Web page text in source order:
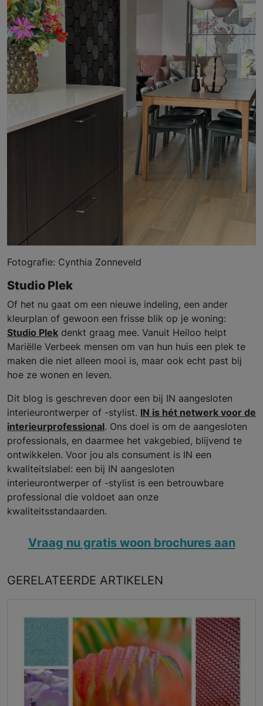
Fotografie: Cynthia Zonneveld
Studio Plek
Of het nu gaat om een nieuwe indeling, een ander
kleurplan of gewoon een frisse blik op je woning:
Studio Plek denkt graag mee. Vanuit Heiloo helpt
Mariëlle Verbeek mensen om van hun huis een plek te
maken die niet alleen mooi is, maar ook echt past bij
hoe ze wonen en leven.
Dit blog is geschreven door een bij IN aangesloten
interieurontwerper of -stylist. IN is hét netwerk voor de
interieurprofessional. Ons doel is om de aangesloten
professionals, en daarmee het vakgebied, blijvend te
ontwikkelen. Voor jou als consument is IN een
kwaliteitslabel: een bij IN aangesloten
interieurontwerper of -stylist is een betrouwbare
professional die voldoet aan onze
kwaliteitsstandaarden.
Vraag nu gratis woon brochures aan
GERELATEERDE ARTIKELEN